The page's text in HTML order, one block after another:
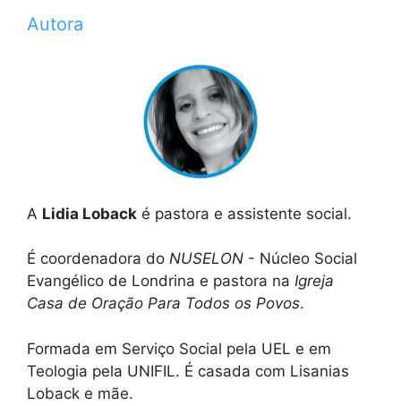
Autora
A Lidia Loback é pastora e assistente social.
É coordenadora do NUSELON - Núcleo Social
Evangélico de Londrina e pastora na Igreja
Casa de Oração Para Todos os Povos.
Formada em Serviço Social pela UEL e em
Teologia pela UNIFIL. É casada com Lisanias
Loback e mãe.